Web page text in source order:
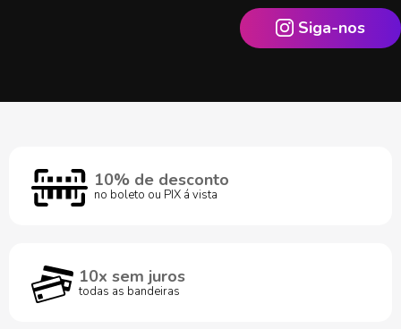
Siga-nos
10% de desconto
no boleto ou PIX á vista
10x sem juros
todas as bandeiras